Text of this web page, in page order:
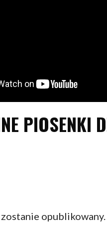
PIOSENKI
opublikowany.